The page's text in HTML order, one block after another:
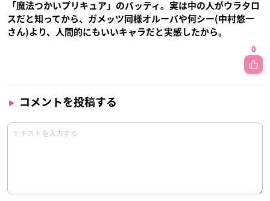
「魔法つかいプリキュア」のバッティ。実は中の人がウラタロ
スだと知ってから、ガメッツ同様オルーバや何シー(中村悠一
さん)より、人間的にもいいキャラだと実感したから。
0
コメントを投稿する